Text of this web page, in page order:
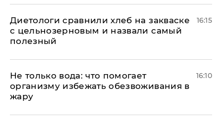
Диетологи сравнили хлеб на закваске
с цельнозерновым и назвали самый
полезный
16:15
Не только вода: что помогает
организму избежать обезвоживания в
жару
16:10